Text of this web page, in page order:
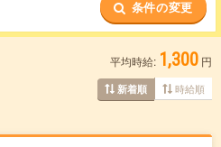
条件の変更
平均時給: 1,300 円
新着順 時給順